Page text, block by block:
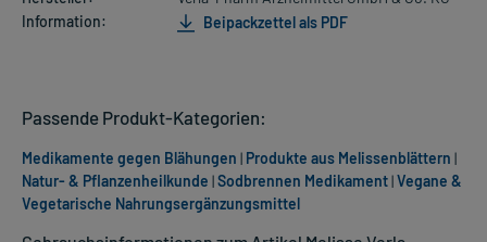
Information:
Beipackzettel als PDF
Passende Produkt-Kategorien:
Medikamente gegen Blähungen | Produkte aus Melissenblättern |
Natur- & Pflanzenheilkunde |Sodbrennen Medikament|Vegane &
Vegetarische Nahrungsergänzungsmittel